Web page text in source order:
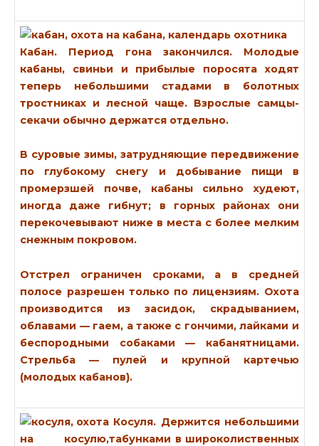
Кабан. Период гона закончился. Молодые
кабаны, свиньи и прибылые поросята ходят
теперь небольшими стадами в болотных
тростниках и лесной чаще. Взрослые самцы-
секачи обычно держатся отдельно.
В суровые зимы, затрудняющие передвижение
по глубокому снегу и добывание пищи в
промерзшей почве, кабаны сильно худеют,
иногда даже гибнут; в горных районах они
перекочевывают ниже в места с более мелким
снежным покровом.
Отстрел ограничен сроками, а в средней
полосе разрешен только по лицензиям. Охота
производится из засидок, скрадыванием,
облавами — гаем, а также с гончими, лайками и
беспородными собаками — кабанятницами.
Стрельба — пулей и крупной картечью
(молодых кабанов).
Косуля. Держится небольшими
табунками в широколиственных